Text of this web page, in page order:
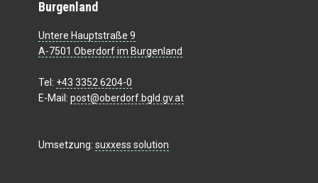
Burgenland
Untere Hauptstraße 9
A-7501 Oberdorf im Burgenland
Tel: +43 3352 6204-0
E-Mail: post@oberdorf.bgld.gv.at
Umsetzung: suxxess solution